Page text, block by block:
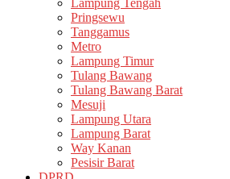
Lampung Tengah
Pringsewu
Tanggamus
Metro
Lampung Timur
Tulang Bawang
Tulang Bawang Barat
Mesuji
Lampung Utara
Lampung Barat
Way Kanan
Pesisir Barat